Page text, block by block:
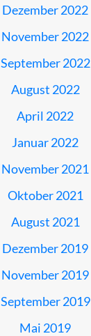
Dezember 2022
November 2022
September 2022
August 2022
April 2022
Januar 2022
November 2021
Oktober 2021
August 2021
Dezember 2019
November 2019
September 2019
Mai 2019